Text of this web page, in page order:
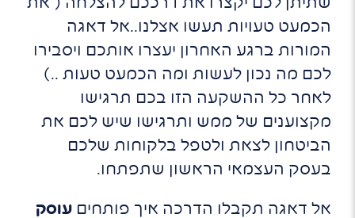
שתיתן לכם יקצרו את דרככם להצלחה ( את
הכמעט טעויות תעשו אצלנו..אל דאגה
המורות ברגע האחרון יעצרו אותכם ויסבירו
לכם מה נכון לעשות ומה הכמעט טעות ..)
לאחר כל ההשקעה הזו בכם תרגישו
מקצוענים של ממש ותרגישו שיש לכם את
הביטחון לצאת ולטפל בלקוחות שלכם
בעסק העצמאי הראשון שתפתחו.
אל דאגה תקבלו הדרכה איך פותחים עוסק